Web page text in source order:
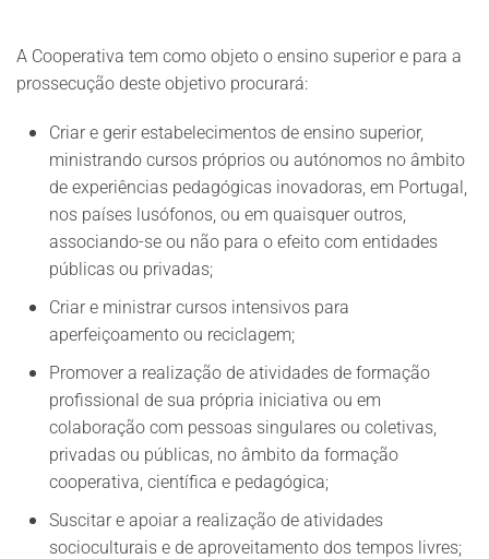
A Cooperativa tem como objeto o ensino superior e para a
prossecução deste objetivo procurará:
Criar e gerir estabelecimentos de ensino superior,
ministrando cursos próprios ou autónomos no âmbito
de experiências pedagógicas inovadoras, em Portugal,
nos países lusófonos, ou em quaisquer outros,
associando-se ou não para o efeito com entidades
públicas ou privadas;
Criar e ministrar cursos intensivos para
aperfeiçoamento ou reciclagem;
Promover a realização de atividades de formação
profissional de sua própria iniciativa ou em
colaboração com pessoas singulares ou coletivas,
privadas ou públicas, no âmbito da formação
cooperativa, científica e pedagógica;
Suscitar e apoiar a realização de atividades
socioculturais e de aproveitamento dos tempos livres;